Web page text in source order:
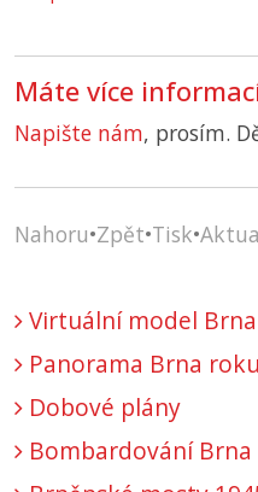
Máte více
Napište nám, prosím.
Nahoru•Zpět•Tisk•
Virtuální model Brna
Panorama Brna
Dobové plány
Bombardování Brna